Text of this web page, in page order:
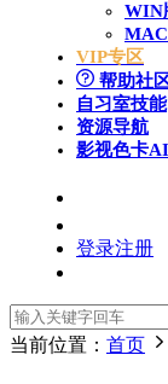
WIN
VIP专区
帮助社
自习室技能
资源导航
影视色卡AI
登录注册
当前位置： 首页